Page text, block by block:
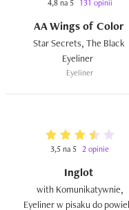
4,8 na 5 131 opinii
AA Wings of Color
Star Secrets, The Black
Eyeliner
3,5 na 5 2 opinie
Inglot
with Komunikatywnie,